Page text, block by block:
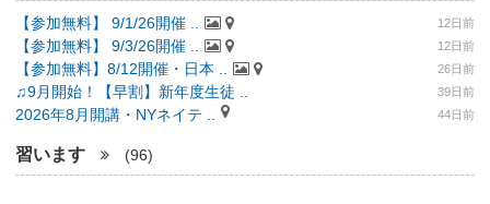
【参加無料】 9/1/26開催 .. 12日前
【参加無料】 9/3/26開催 .. 12日前
【参加無料】8/12開催・日本 .. 26日前
♫9月開始！【早割】新年度生徒 .. 39日前
2026年8月開講・NYネイテ .. 44日前
習います (96)